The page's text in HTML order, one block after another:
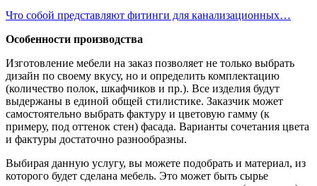
Что собой представляют фитинги для канализационных…
Особенности производства
Изготовление мебели на заказ позволяет не только выбрать
дизайн по своему вкусу, но и определить комплектацию
(количество полок, шкафчиков и пр.). Все изделия будут
выдержаны в единой общей стилистике. Заказчик может
самостоятельно выбрать фактуру и цветовую гамму (к
примеру, под оттенок стен) фасада. Варианты сочетания цвета
и фактуры достаточно разнообразны.
Выбирая данную услугу, вы можете подобрать и материал, из
которого будет сделана мебель. Это может быть сырье